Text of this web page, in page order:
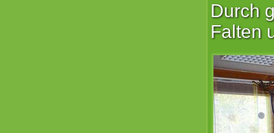
Durch
Falten